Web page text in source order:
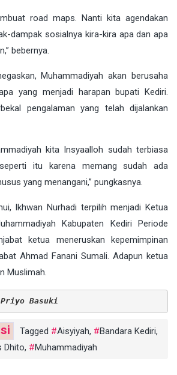
road maps. Nanti kita agendakan
dampak sosialnya kira-kira apa dan apa
bebernya.
Muhammadiyah akan berusaha
yang menjadi harapan bupati Kediri.
pengalaman yang telah dijalankan
kita Insyaalloh sudah terbiasa
itu karena memang sudah ada
yang menangani,” pungkasnya.
Ikhwan Nurhadi terpilih menjadi Ketua
Kabupaten Kediri Periode
ketua meneruskan kepemimpinan
Ahmad Fanani Sumali. Adapun ketua
Muslimah.
Basuki
Tagged Aisyiyah, Bandara Kediri,
Dhito, Muhammadiyah